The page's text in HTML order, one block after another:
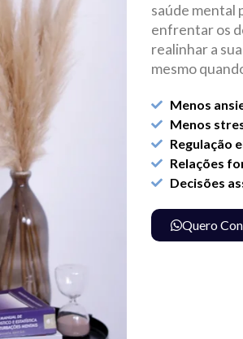
saúde mental
enfrentar os
realinhar a
mesmo
Menos
Menos
Regulação
Relações
Decisões
Quero